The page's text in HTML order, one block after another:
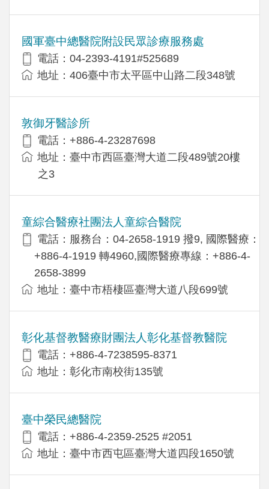
國軍臺中總醫院附設民眾診療服務處
電話：04-2393-4191#525689
地址：406臺中市太平區中山路二段348號
敦御牙醫診所
電話：+886-4-23287698
地址：臺中市西區臺灣大道二段489號20樓
之3
童綜合醫療社團法人童綜合醫院
電話：服務台：04-2658-1919 撥9, 國際醫療：
+886-4-1919 轉4960,國際醫療專線：+886-4-
2658-3899
地址：臺中市梧棲區臺灣大道八段699號
彰化基督教醫療財團法人彰化基督教醫院
電話：+886-4-7238595-8371
地址：彰化市南校街135號
臺中榮民總醫院
電話：+886-4-2359-2525 #2051
地址：臺中市西屯區臺灣大道四段1650號